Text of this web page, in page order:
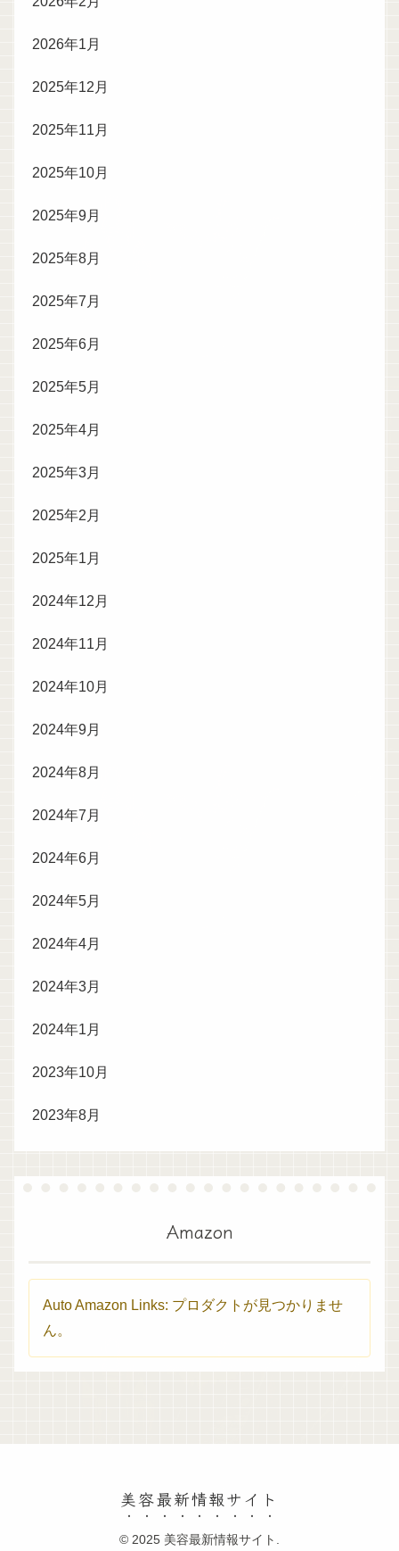
2026年1月
2025年12月
2025年11月
2025年10月
2025年9月
2025年8月
2025年7月
2025年6月
2025年5月
2025年4月
2025年3月
2025年2月
2025年1月
2024年12月
2024年11月
2024年10月
2024年9月
2024年8月
2024年7月
2024年6月
2024年5月
2024年4月
2024年3月
2024年1月
2023年10月
2023年8月
Amazon
Auto Amazon Links: プロダクトが見つかりませ
ん。
美容最新情報サイト
© 2025 美容最新情報サイト.